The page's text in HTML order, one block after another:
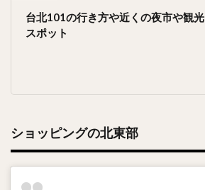
台北101の行き方や近くの夜市や観光
スポット
ショッピングの北東部